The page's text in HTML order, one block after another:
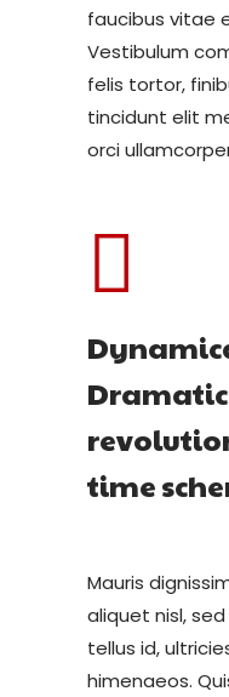
faucibus vitae
Vestibulum
felis tortor,
tincidunt elit
orci
time
Mauris
aliquet nisl,
tellus id,
himenaeos.